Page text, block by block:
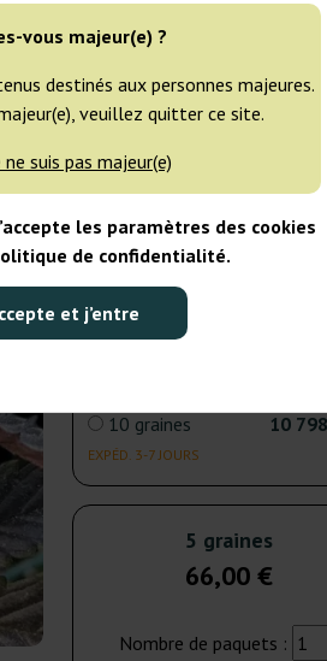
vous majeur(e) ?
destinés aux personnes majeures.
veuillez quitter ce site.
ne suis pas majeur(e)
les paramètres des cookies
de confidentialité.
et j’entre
3 graines
NON DISPONIBLE
5 graines
EXPÉD. 3-7 JOURS
6 graines
NON DISPONIBLE
10 graines
EXPÉD. 3-7 JOURS
10
5 graines
66,00 €
Nombre de paquets :